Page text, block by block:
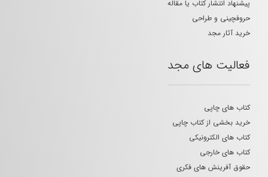
پیشنهاد انتشار کتاب یا مقاله
حروفچینی و طراحی
خرید آثار مجد
فعالیت های مجد
کتاب های چاپی
خرید بخشی از کتاب چاپی
کتاب های الکترونیکی
کتاب های خارجی
حقوق آفرینش های فکری